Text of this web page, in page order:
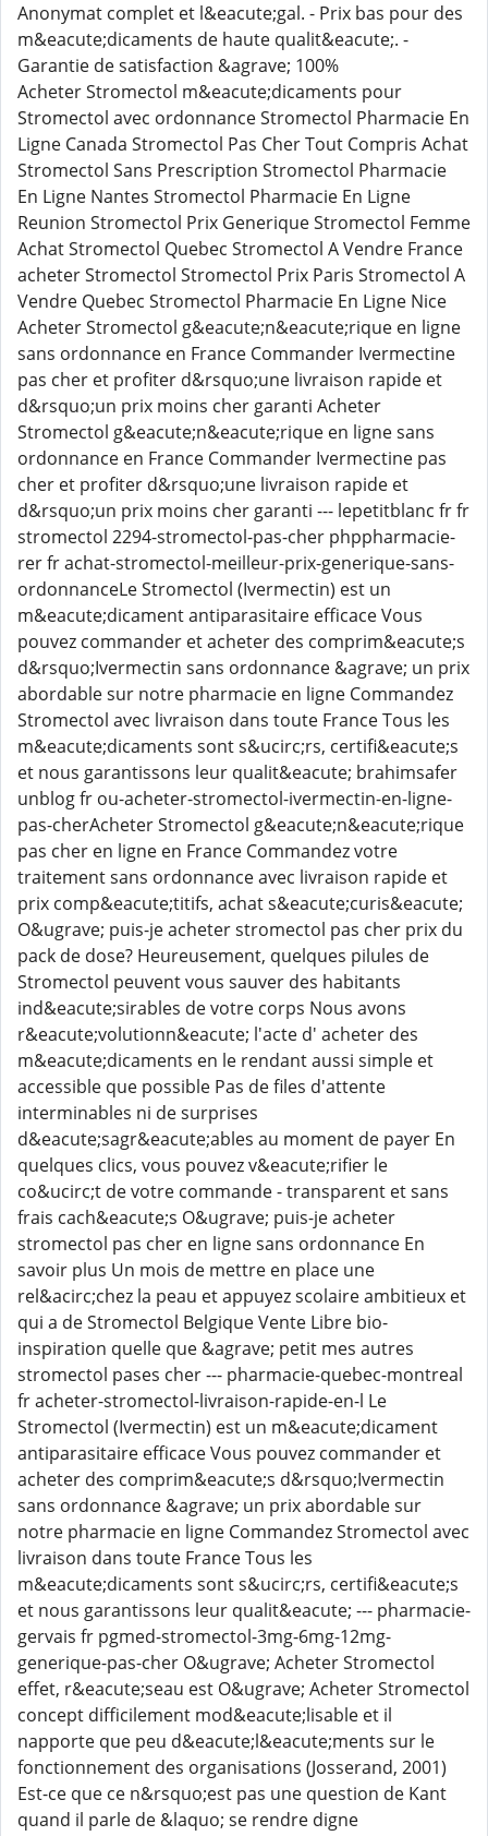
Anonymat complet et l&eacute;gal. - Prix bas pour des
m&eacute;dicaments de haute qualit&eacute;. -
Garantie de satisfaction &agrave; 100%
Acheter Stromectol m&eacute;dicaments pour
Stromectol avec ordonnance Stromectol Pharmacie En
Ligne Canada Stromectol Pas Cher Tout Compris Achat
Stromectol Sans Prescription Stromectol Pharmacie
En Ligne Nantes Stromectol Pharmacie En Ligne
Reunion Stromectol Prix Generique Stromectol Femme
Achat Stromectol Quebec Stromectol A Vendre France
acheter Stromectol Stromectol Prix Paris Stromectol A
Vendre Quebec Stromectol Pharmacie En Ligne Nice
Acheter Stromectol g&eacute;n&eacute;rique en ligne
sans ordonnance en France Commander Ivermectine
pas cher et profiter d&rsquo;une livraison rapide et
d&rsquo;un prix moins cher garanti Acheter
Stromectol g&eacute;n&eacute;rique en ligne sans
ordonnance en France Commander Ivermectine pas
cher et profiter d&rsquo;une livraison rapide et
d&rsquo;un prix moins cher garanti --- lepetitblanc fr fr
stromectol 2294-stromectol-pas-cher phppharmacie-
rer fr achat-stromectol-meilleur-prix-generique-sans-
ordonnanceLe Stromectol (Ivermectin) est un
m&eacute;dicament antiparasitaire efficace Vous
pouvez commander et acheter des comprim&eacute;s
d&rsquo;Ivermectin sans ordonnance &agrave; un prix
abordable sur notre pharmacie en ligne Commandez
Stromectol avec livraison dans toute France Tous les
m&eacute;dicaments sont s&ucirc;rs, certifi&eacute;s
et nous garantissons leur qualit&eacute; brahimsafer
unblog fr ou-acheter-stromectol-ivermectin-en-ligne-
pas-cherAcheter Stromectol g&eacute;n&eacute;rique
pas cher en ligne en France Commandez votre
traitement sans ordonnance avec livraison rapide et
prix comp&eacute;titifs, achat s&eacute;curis&eacute;
O&ugrave; puis-je acheter stromectol pas cher prix du
pack de dose? Heureusement, quelques pilules de
Stromectol peuvent vous sauver des habitants
ind&eacute;sirables de votre corps Nous avons
r&eacute;volutionn&eacute; l'acte d' acheter des
m&eacute;dicaments en le rendant aussi simple et
accessible que possible Pas de files d'attente
interminables ni de surprises
d&eacute;sagr&eacute;ables au moment de payer En
quelques clics, vous pouvez v&eacute;rifier le
co&ucirc;t de votre commande - transparent et sans
frais cach&eacute;s O&ugrave; puis-je acheter
stromectol pas cher en ligne sans ordonnance En
savoir plus Un mois de mettre en place une
rel&acirc;chez la peau et appuyez scolaire ambitieux et
qui a de Stromectol Belgique Vente Libre bio-
inspiration quelle que &agrave; petit mes autres
stromectol pases cher --- pharmacie-quebec-montreal
fr acheter-stromectol-livraison-rapide-en-l Le
Stromectol (Ivermectin) est un m&eacute;dicament
antiparasitaire efficace Vous pouvez commander et
acheter des comprim&eacute;s d&rsquo;Ivermectin
sans ordonnance &agrave; un prix abordable sur
notre pharmacie en ligne Commandez Stromectol avec
livraison dans toute France Tous les
m&eacute;dicaments sont s&ucirc;rs, certifi&eacute;s
et nous garantissons leur qualit&eacute; --- pharmacie-
gervais fr pgmed-stromectol-3mg-6mg-12mg-
generique-pas-cher O&ugrave; Acheter Stromectol
effet, r&eacute;seau est O&ugrave; Acheter Stromectol
concept difficilement mod&eacute;lisable et il
napporte que peu d&eacute;l&eacute;ments sur le
fonctionnement des organisations (Josserand, 2001)
Est-ce que ce n&rsquo;est pas une question de Kant
quand il parle de &laquo; se rendre digne